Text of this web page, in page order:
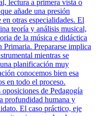
lectura a primera vista o
añade una presión
otras especialidades. El
teoría y análisis musical,
de la música e didáctica
Primaria. Prepararse implica
mientras se
planificación muy
conocemos bien esa
en todo el proceso.
oposiciones de Pedagogía
profundidad humana y
El caso práctico, eje